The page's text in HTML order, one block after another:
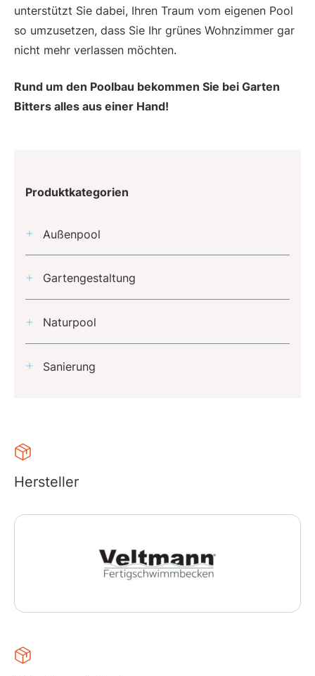
unterstützt Sie dabei, Ihren Traum vom eigenen Pool
so umzusetzen, dass Sie Ihr grünes Wohnzimmer gar
nicht mehr verlassen möchten.
Rund um den Poolbau bekommen Sie bei Garten
Bitters alles aus einer Hand!
Produktkategorien
Außenpool
Gartengestaltung
Naturpool
Sanierung
Hersteller